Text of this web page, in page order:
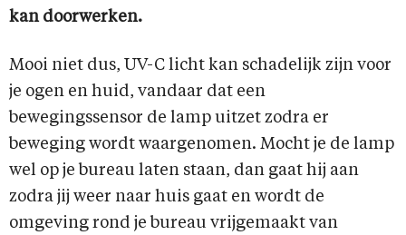
kan doorwerken.
Mooi niet dus, UV-C licht kan schadelijk zijn voor
je ogen en huid, vandaar dat een
bewegingssensor de lamp uitzet zodra er
beweging wordt waargenomen. Mocht je de lamp
wel op je bureau laten staan, dan gaat hij aan
zodra jij weer naar huis gaat en wordt de
omgeving rond je bureau vrijgemaakt van